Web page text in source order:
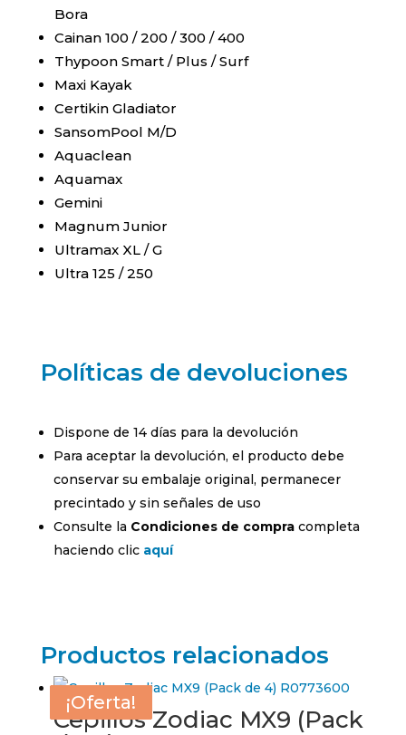
Bora
Cainan 100 / 200 / 300 / 400
Thypoon Smart / Plus / Surf
Maxi Kayak
Certikin Gladiator
SansomPool M/D
Aquaclean
Aquamax
Gemini
Magnum Junior
Ultramax XL / G
Ultra 125 / 250
Políticas de devoluciones
Dispone de 14 días para la devolución
Para aceptar la devolución, el producto debe
conservar su embalaje original, permanecer
precintado y sin señales de uso
Consulte la Condiciones de compracompleta
haciendo clic aquí
Productos relacionados
¡Oferta!
Cepillos Zodiac MX9 (Pack
¡Oferta!
¡Oferta!
¡Oferta!